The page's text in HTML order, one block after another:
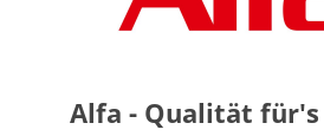
Alfa - Qualität